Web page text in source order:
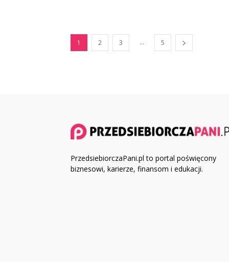
1 2 3 ... 5
PrzedsiebiorczaPani.pl to portal poświęcony
biznesowi, karierze, finansom i edukacji.